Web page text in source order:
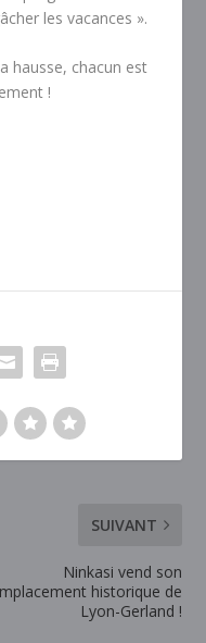
les vacances ».
hausse, chacun est
!
SUIVANT
Ninkasi vend son
historique de
Lyon-Gerland !